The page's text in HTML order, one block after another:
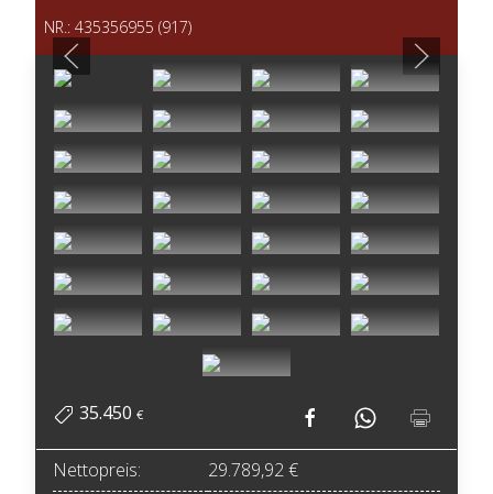
NR.: 435356955 (917)
35.450 €
Nettopreis:
29.789,92 €